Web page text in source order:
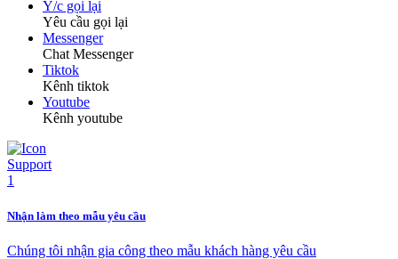
Y/c gọi lại
Yêu cầu gọi lại
Messenger
Chat Messenger
Tiktok
Kênh tiktok
Youtube
Kênh youtube
Nhận làm theo mẫu yêu cầu
Chúng tôi nhận gia công theo mẫu khách hàng yêu cầu